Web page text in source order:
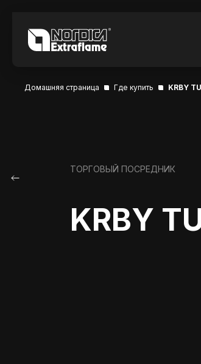
Домашняя страница Где купить KRBY
ТОРГОВЫЙ ПОСРЕДНИК
KRBY